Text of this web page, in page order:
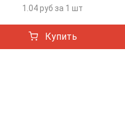
1.04 руб за 1 шт
Купить